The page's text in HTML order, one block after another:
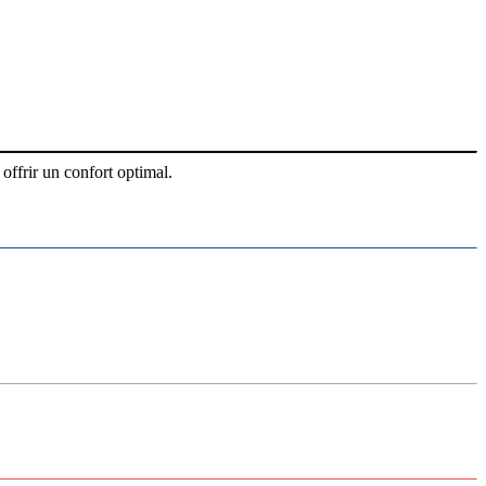
offrir un confort optimal.